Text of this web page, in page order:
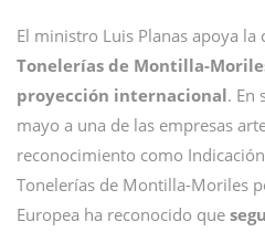
El ministro Luis Planas apoya la
Tonelerías de Montilla-
proyección internacional. En
mayo a una de las empresas
reconocimiento como
Tonelerías de Montilla-Moriles
Europea ha reconocido que